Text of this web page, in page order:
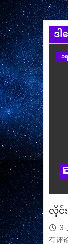
ဒ
ခ
လှိုင်
3
有评